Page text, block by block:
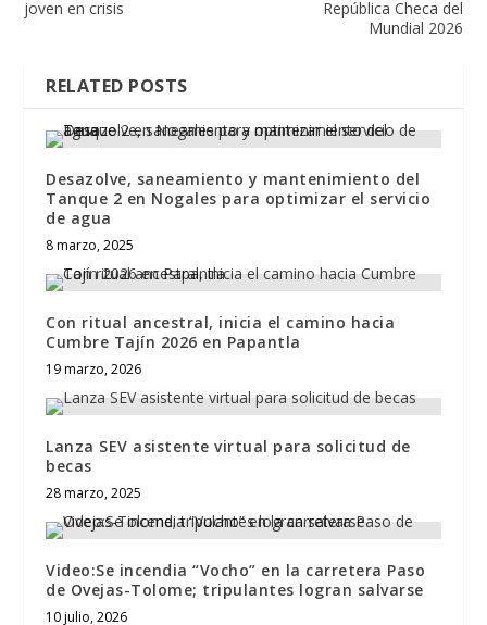
joven en crisis
República Checa del
Mundial 2026
RELATED POSTS
Desazolve, saneamiento y mantenimiento del
Tanque 2 en Nogales para optimizar el servicio
de agua
8 marzo, 2025
Con ritual ancestral, inicia el camino hacia
Cumbre Tajín 2026 en Papantla
19 marzo, 2026
Lanza SEV asistente virtual para solicitud de
becas
28 marzo, 2025
Video:Se incendia “Vocho” en la carretera Paso
de Ovejas-Tolome; tripulantes logran salvarse
10 julio, 2026